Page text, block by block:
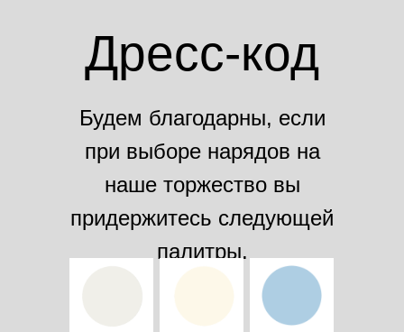
Банкет:
Энергетик, 40-й квартал,
1, 3 этаж
15:20
18:00банкета
банкета
Будем благодарны, если
при выборе нарядов на
наше торжество вы
придержитесь следующей
палитры.
Дресс-код